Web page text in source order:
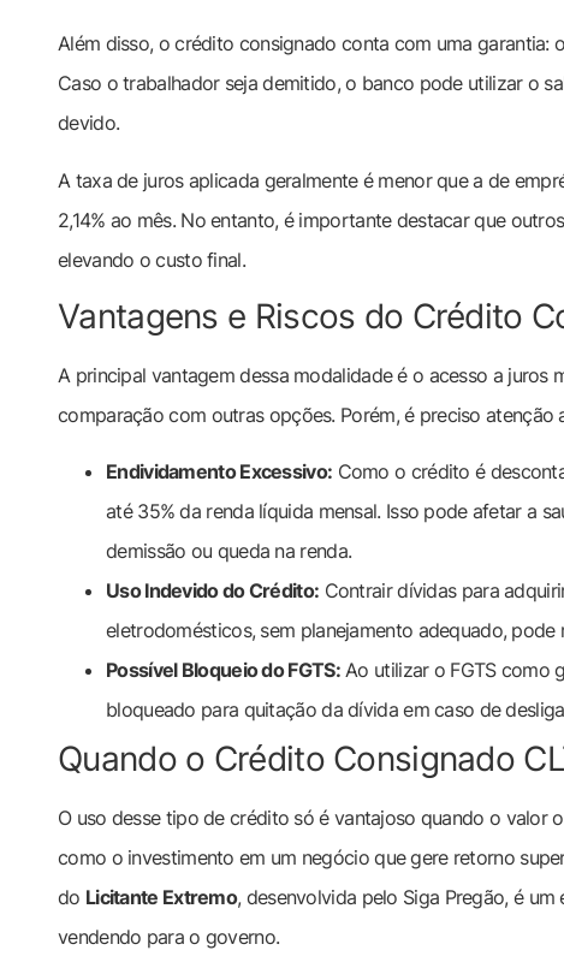
Além disso, o crédito consignado conta com uma garantia:
Caso o trabalhador seja demitido, o banco pode utilizar o
devido.
A taxa de juros aplicada geralmente é menor que a de
2,14% ao mês. No entanto, é importante destacar que
elevando o custo final.
Vantagens e Riscos do Crédito
A principal vantagem dessa modalidade é o acesso a juros
comparação com outras opções. Porém, é preciso atenção
Endividamento Excessivo: Como o crédito é
até 35% da renda líquida mensal. Isso pode afetar a
demissão ou queda na renda.
Uso Indevido do Crédito: Contrair dívidas para
eletrodomésticos, sem planejamento adequado,
Possível Bloqueio do FGTS:Ao utilizar o FGTS como
bloqueado para quitação da dívida em caso de
Quando o Crédito Consignado
O uso desse tipo de crédito só é vantajoso quando o valor
como o investimento em um negócio que gere retorno
do Licitante Extremo, desenvolvida pelo Siga Pregão, é
vendendo para o governo.